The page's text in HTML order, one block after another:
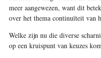
meer aangewezen, want dit
over het thema continuïteit van
Welke zijn nu die diverse
op een kruispunt van keuzes